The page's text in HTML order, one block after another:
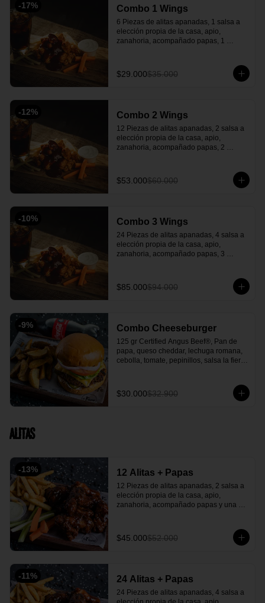
-17% Combo 1 Wings
6 Piezas de alitas apanadas, 1 salsa a
elección propia de la casa, apio,
zanahoria, acompañado papas, 1
$29.000$35.000
-12% Combo 2 Wings
12 Piezas de alitas apanadas, 2 salsa a
elección propia de la casa, apio,
zanahoria, acompañado papas, 2
$53.000$60.000
-10% Combo 3 Wings
24 Piezas de alitas apanadas, 4 salsa a
elección propia de la casa, apio,
zanahoria, acompañado papas, 3
$85.000$94.000
-9% Combo Cheeseburger
125 gr Certified Angus Beef®, Pan de
papa, queso cheddar, lechuga romana,
cebolla, tomate, pepinillos, salsa la fiera,
$30.000$32.900
Alitas
-13% 12 Alitas + Papas
12 Piezas de alitas apanadas, 2 salsa a
elección propia de la casa, apio,
zanahoria, acompañado papas y una
$45.000$52.000
-11% 24 Alitas + Papas
24 Piezas de alitas apanadas, 4 salsa a